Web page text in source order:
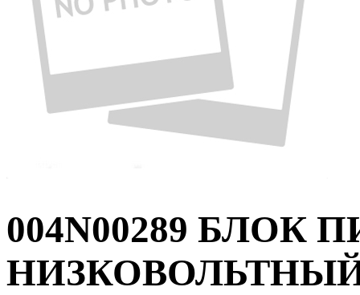
004N00289 БЛОК
НИЗКОВОЛЬТНЫЙ